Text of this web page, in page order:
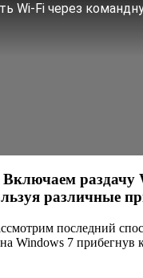
Wi-Fi через
раздачу
различные
последний
Windows 7 прибегнув